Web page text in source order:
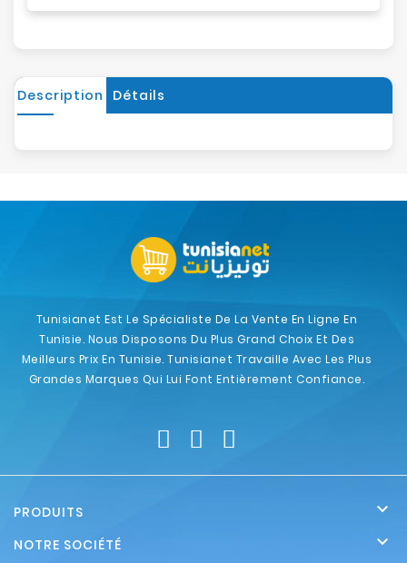
Description Détails
Tunisianet Est Le Spécialiste De La Vente En Ligne En
Tunisie. Nous Disposons Du Plus Grand Choix Et Des
Meilleurs Prix En Tunisie. Tunisianet Travaille Avec Les Plus
Grandes Marques Qui Lui Font Entièrement Confiance.
PRODUITS 
NOTRE SOCIÉTÉ 